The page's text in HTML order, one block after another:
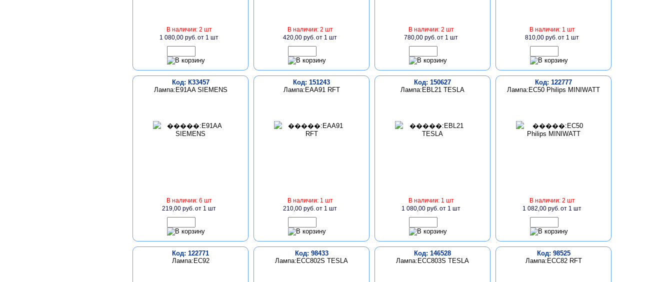
В наличии: 2 шт
1 080,00 руб.от 1 шт
В наличии: 2 шт
420,00 руб.от 1 шт
В наличии: 2 шт
780,00 руб.от 1 шт
В наличии: 1 шт
810,00 руб.от 1 шт
Код: К33457
Лампа:E91AA SIEMENS
В наличии: 6 шт
219,00 руб.от 1 шт
Код: 151243
Лампа:EAA91 RFT
В наличии: 1 шт
210,00 руб.от 1 шт
Код: 150627
Лампа:EBL21 TESLA
В наличии: 1 шт
1 080,00 руб.от 1 шт
Код: 122777
Лампа:EC50 Philips MINIWATT
В наличии: 2 шт
1 082,00 руб.от 1 шт
Код: 122771
Лампа:EC92
Код: 98433
Лампа:ECC802S TESLA
Код: 146528
Лампа:ECC803S TESLA
Код: 98525
Лампа:ECC82 RFT